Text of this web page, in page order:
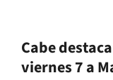
Cabe
viernes 7 a